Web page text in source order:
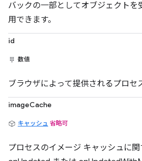
バックの一部としてオブジェクトを
用できます。
id
数値
ブラウザによって提供されるプロセ
imageCache
キャッシュ 省略可
プロセスのイメージ キャッシュに関